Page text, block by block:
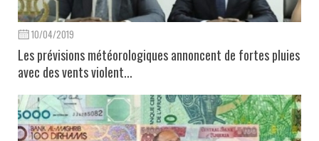
10/04/2019
Les prévisions météorologiques annoncent de fortes pluies
avec des vents violent...